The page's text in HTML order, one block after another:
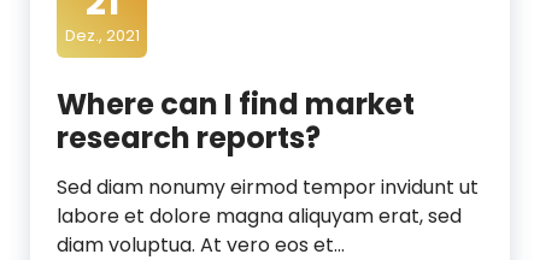
Dez., 2021
Where can I find market
research reports?
Sed diam nonumy eirmod tempor invidunt ut
labore et dolore magna aliquyam erat, sed
diam voluptua. At vero eos et…